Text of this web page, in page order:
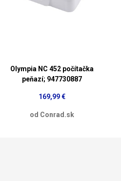
Olympia NC 452 počítačka
peňazí; 947730887
169,99 €
od Conrad.sk